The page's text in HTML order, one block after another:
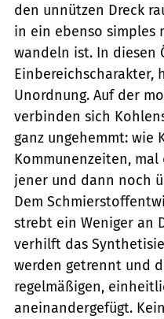
den unnützen Dreck
in ein ebenso simples
wandeln ist. In diesen
Einbereichscharakter,
Unordnung. Auf der
verbinden sich
ganz ungehemmt: wie
Kommunenzeiten,
jener und dann noch
Dem
strebt ein Weniger an
verhilft das
werden getrennt und
regelmäßigen,
aneinandergefügt.